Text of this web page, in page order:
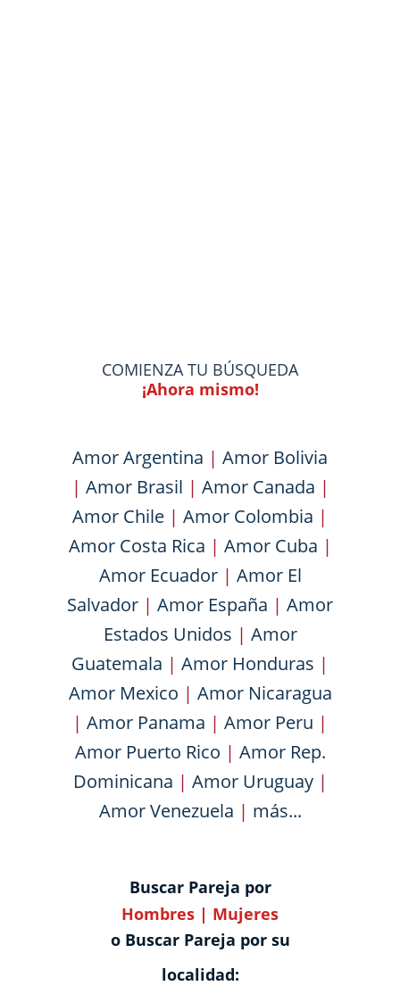
COMIENZA TU BÚSQUEDA
¡Ahora mismo!
Amor Argentina | Amor Bolivia
| Amor Brasil | Amor Canada |
Amor Chile | Amor Colombia |
Amor Costa Rica | Amor Cuba |
Amor Ecuador| Amor El
Salvador | Amor España | Amor
Estados Unidos | Amor
Guatemala | Amor Honduras |
Amor Mexico | Amor Nicaragua
| Amor Panama | Amor Peru |
Amor Puerto Rico | Amor Rep.
Dominicana | Amor Uruguay|
Amor Venezuela | más...
Buscar Pareja por
Hombres | Mujeres
o Buscar Pareja por su
localidad: